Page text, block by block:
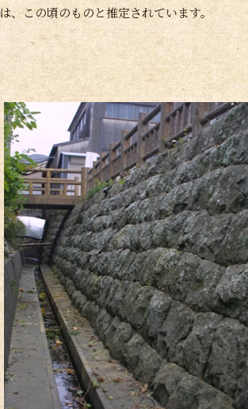
は、この頃のものと推定されています。